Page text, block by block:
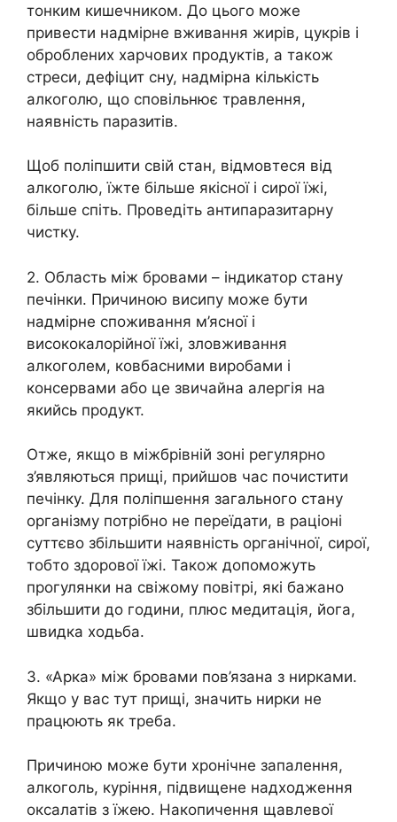
тонким кишечником. До цього може
привести надмірне вживання жирів, цукрів і
оброблених харчових продуктів, а також
стреси, дефіцит сну, надмірна кількість
алкоголю, що сповільнює травлення,
наявність паразитів.
Щоб поліпшити свій стан, відмовтеся від
алкоголю, їжте більше якісної і сирої їжі,
більше спіть. Проведіть антипаразитарну
чистку.
2. Область між бровами – індикатор стану
печінки. Причиною висипу може бути
надмірне споживання м’ясної і
висококалорійної їжі, зловживання
алкоголем, ковбасними виробами і
консервами або це звичайна алергія на
якийсь продукт.
Отже, якщо в міжбрівній зоні регулярно
з’являються прищі, прийшов час почистити
печінку. Для поліпшення загального стану
організму потрібно не переїдати, в раціоні
суттєво збільшити наявність органічної, сирої,
тобто здорової їжі. Також допоможуть
прогулянки на свіжому повітрі, які бажано
збільшити до години, плюс медитація, йога,
швидка ходьба.
3. «Арка» між бровами пов’язана з нирками.
Якщо у вас тут прищі, значить нирки не
працюють як треба.
Причиною може бути хронічне запалення,
алкоголь, куріння, підвищене надходження
оксалатів з їжею. Накопичення щавлевої